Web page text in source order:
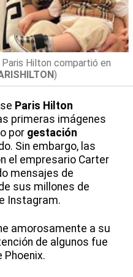
Hilton compartió en
)
Paris Hilton
primeras imágenes
por gestación
Sin embargo, las
el empresario Carter
mensajes de
sus millones de
Instagram.
amorosamente a su
de algunos fue
Phoenix.